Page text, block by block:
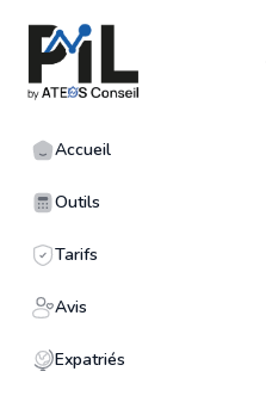
Accueil
Outils
Tarifs
Avis
Expatriés
Contactez-nous
Email